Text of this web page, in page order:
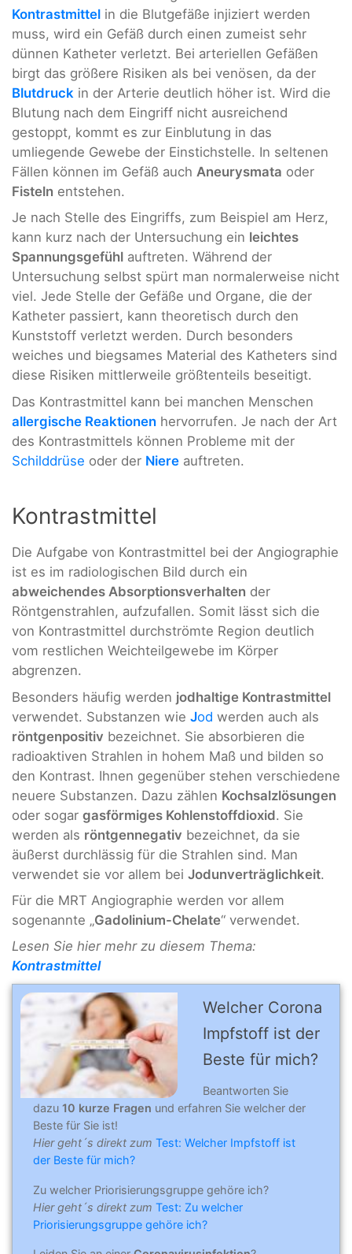
Kontrastmittel in die Blutgefäße injiziert werden
muss, wird ein Gefäß durch einen zumeist sehr
dünnen Katheter verletzt. Bei arteriellen Gefäßen
birgt das größere Risiken als bei venösen, da der
Blutdruck in der Arterie deutlich höher ist. Wird die
Blutung nach dem Eingriff nicht ausreichend
gestoppt, kommt es zur Einblutung in das
umliegende Gewebe der Einstichstelle. In seltenen
Fällen können im Gefäß auch Aneurysmata oder
Fisteln entstehen.
Je nach Stelle des Eingriffs, zum Beispiel am Herz,
kann kurz nach der Untersuchung ein leichtes
Spannungsgefühl auftreten. Während der
Untersuchung selbst spürt man normalerweise nicht
viel. Jede Stelle der Gefäße und Organe, die der
Katheter passiert, kann theoretisch durch den
Kunststoff verletzt werden. Durch besonders
weiches und biegsames Material des Katheters sind
diese Risiken mittlerweile größtenteils beseitigt.
Das Kontrastmittel kann bei manchen Menschen
allergische Reaktionen hervorrufen. Je nach der Art
des Kontrastmittels können Probleme mit der
Schilddrüse oder der Niere auftreten.
Kontrastmittel
Die Aufgabe von Kontrastmittel bei der Angiographie
ist es im radiologischen Bild durch ein
abweichendes Absorptionsverhalten der
Röntgenstrahlen, aufzufallen. Somit lässt sich die
von Kontrastmittel durchströmte Region deutlich
vom restlichen Weichteilgewebe im Körper
abgrenzen.
Besonders häufig werden jodhaltige Kontrastmittel
verwendet. Substanzen wie Jod werden auch als
röntgenpositiv bezeichnet. Sie absorbieren die
radioaktiven Strahlen in hohem Maß und bilden so
den Kontrast. Ihnen gegenüber stehen verschiedene
neuere Substanzen. Dazu zählen Kochsalzlösungen
oder sogar gasförmiges Kohlenstoffdioxid. Sie
werden als röntgennegativ bezeichnet, da sie
äußerst durchlässig für die Strahlen sind. Man
verwendet sie vor allem bei Jodunverträglichkeit.
Für die MRT Angiographie werden vor allem
sogenannte „Gadolinium-Chelate“ verwendet.
Lesen Sie hier mehr zu diesem Thema:
Kontrastmittel
Welcher Corona
Impfstoff ist der
Beste für mich?
Beantworten Sie
dazu 10 kurze Fragen und erfahren Sie welcher der
Beste für Sie ist!
Hier geht´s direkt zum Test: Welcher Impfstoff ist
der Beste für mich?
Zu welcher Priorisierungsgruppe gehöre ich?
Hier geht´s direkt zum Test: Zu welcher
Priorisierungsgruppe gehöre ich?